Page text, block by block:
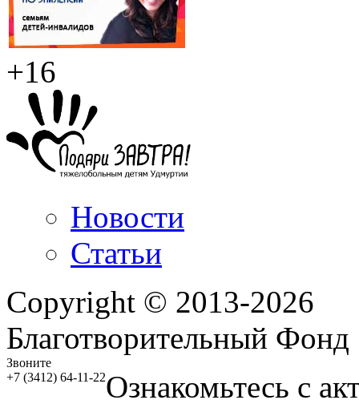
+16
Новости
Статьи
Copyright © 2013-2026
Благотворительный
Звоните
+7 (3412) 64-11-22Ознакомьтесь с